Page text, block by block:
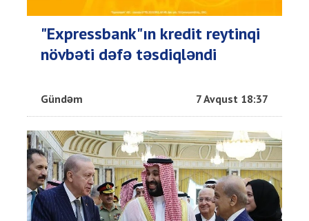
"Expressbank"ın kredit reytinqi
növbəti dəfə təsdiqləndi
Gündəm 7 Avqust 18:37